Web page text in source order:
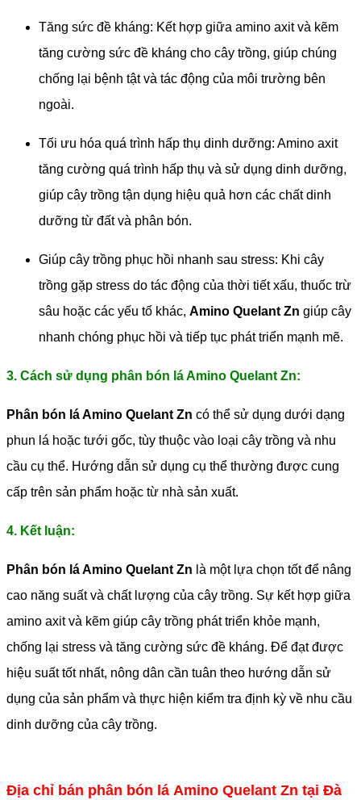
Tăng sức đề kháng: Kết hợp giữa amino axit và kẽm
tăng cường sức đề kháng cho cây trồng, giúp chúng
chống lại bệnh tật và tác động của môi trường bên
ngoài.
Tối ưu hóa quá trình hấp thụ dinh dưỡng: Amino axit
tăng cường quá trình hấp thụ và sử dụng dinh dưỡng,
giúp cây trồng tận dụng hiệu quả hơn các chất dinh
dưỡng từ đất và phân bón.
Giúp cây trồng phục hồi nhanh sau stress: Khi cây
trồng gặp stress do tác động của thời tiết xấu, thuốc trừ
sâu hoặc các yếu tố khác, Amino Quelant Zn giúp cây
nhanh chóng phục hồi và tiếp tục phát triển mạnh mẽ.
3. Cách sử dụng phân bón lá Amino Quelant Zn:
Phân bón lá Amino Quelant Zn có thể sử dụng dưới dạng
phun lá hoặc tưới gốc, tùy thuộc vào loại cây trồng và nhu
cầu cụ thể. Hướng dẫn sử dụng cụ thể thường được cung
cấp trên sản phẩm hoặc từ nhà sản xuất.
4. Kết luận:
Phân bón lá Amino Quelant Zn là một lựa chọn tốt để nâng
cao năng suất và chất lượng của cây trồng. Sự kết hợp giữa
amino axit và kẽm giúp cây trồng phát triển khỏe mạnh,
chống lại stress và tăng cường sức đề kháng. Để đạt được
hiệu suất tốt nhất, nông dân cần tuân theo hướng dẫn sử
dụng của sản phẩm và thực hiện kiểm tra định kỳ về nhu cầu
dinh dưỡng của cây trồng.
Địa chỉ bán phân bón lá Amino Quelant Zn tại Đà